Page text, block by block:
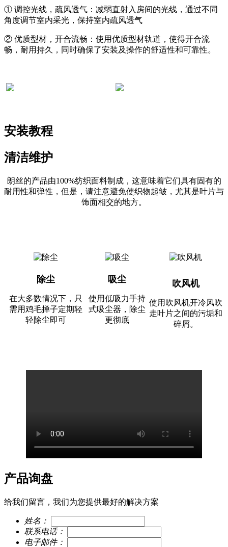
① 调控光线，疏风透气：减弱直射入房间的光线，通过不同
角度调节室内采光，保持室内疏风透气
② 优质型材，开合流畅：使用优质型材轨道，使得开合流
畅，耐用持久，同时确保了安装及操作的舒适性和可靠性。
安装教程
清洁维护
朗丝的产品由100%纺织面料制成，这意味着它们具有固有的
耐用性和弹性，但是，请注意避免使织物起皱，尤其是叶片与
饰面相交的地方。
除尘
在大多数情况下，只
需用鸡毛掸子定期轻
轻除尘即可
吸尘
使用低吸力手持
式吸尘器，除尘
更彻底
吹风机
使用吹风机开冷风吹
走叶片之间的污垢和
碎屑。
产品询盘
给我们留言，我们为您提供最好的解决方案
姓名：
联系电话：
电子邮件：